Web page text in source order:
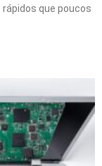
que poucos